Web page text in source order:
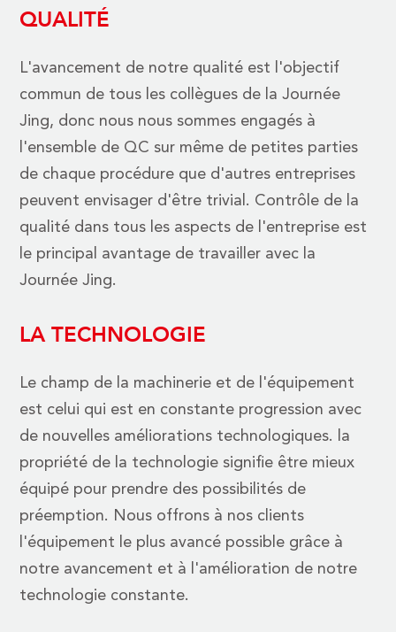
QUALITÉ
L'avancement de notre qualité est l'objectif
commun de tous les collègues de la Journée
Jing, donc nous nous sommes engagés à
l'ensemble de QC sur même de petites parties
de chaque procédure que d'autres entreprises
peuvent envisager d'être trivial. Contrôle de la
qualité dans tous les aspects de l'entreprise est
le principal avantage de travailler avec la
Journée Jing.
LA TECHNOLOGIE
Le champ de la machinerie et de l'équipement
est celui qui est en constante progression avec
de nouvelles améliorations technologiques. la
propriété de la technologie signifie être mieux
équipé pour prendre des possibilités de
préemption. Nous offrons à nos clients
l'équipement le plus avancé possible grâce à
notre avancement et à l'amélioration de notre
technologie constante.